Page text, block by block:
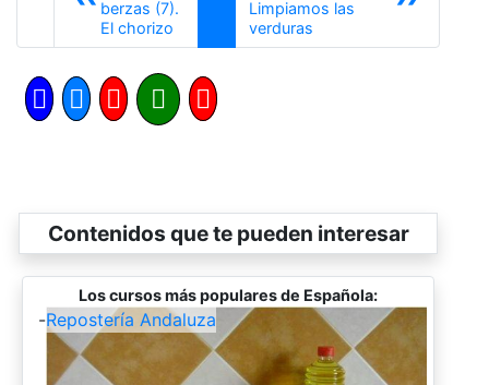
berzas (7).
El chorizo
Limpiamos las
verduras
Contenidos que te pueden interesar
Los cursos más populares de Española:
-Repostería Andaluza